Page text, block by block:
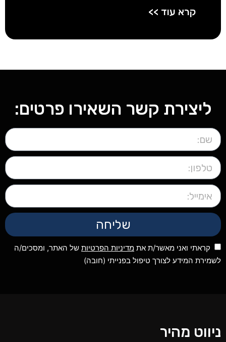
קרא עוד >>
ליצירת קשר השאירו פרטים:
שליחה
קראתי ואני מאשר/ת את מדיניות הפרטיות של האתר, ומסכים/ה
לשמירת המידע לצורך טיפול בפנייתי (חובה)
ניווט מהיר